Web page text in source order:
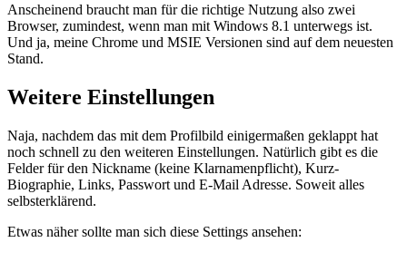
Anscheinend braucht man für die richtige Nutzung also zwei
Browser, zumindest, wenn man mit Windows 8.1 unterwegs ist.
Und ja, meine Chrome und MSIE Versionen sind auf dem neuesten
Stand.
Weitere Einstellungen
Naja, nachdem das mit dem Profilbild einigermaßen geklappt hat
noch schnell zu den weiteren Einstellungen. Natürlich gibt es die
Felder für den Nickname (keine Klarnamenpflicht), Kurz-
Biographie, Links, Passwort und E-Mail Adresse. Soweit alles
selbsterklärend.
Etwas näher sollte man sich diese Settings ansehen: